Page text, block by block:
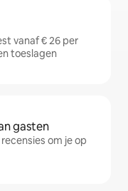
vanaf € 26 per
toeslagen
gasten
om je op